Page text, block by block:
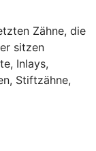
Zähne, die
sitzen
Inlays,
Stiftzähne,